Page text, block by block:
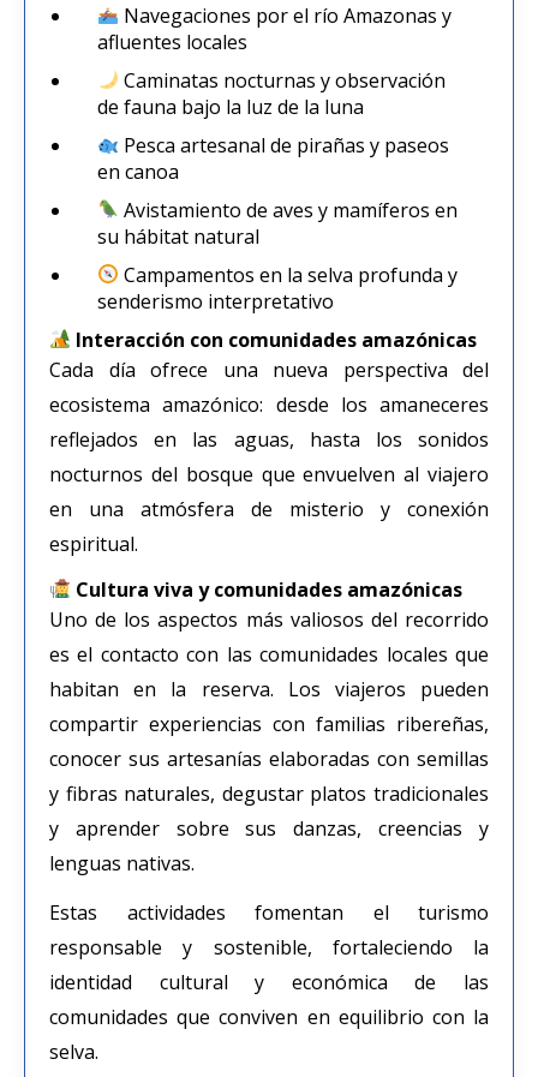
Navegaciones por el río Amazonas y
afluentes locales
Caminatas nocturnas y observación
de fauna bajo la luz de la luna
Pesca artesanal de pirañas y paseos
en canoa
Avistamiento de aves y mamíferos en
su hábitat natural
Campamentos en la selva profunda y
senderismo interpretativo
Interacción con comunidades amazónicas
Cada día ofrece una nueva perspectiva del
ecosistema amazónico: desde los amaneceres
reflejados en las aguas, hasta los sonidos
nocturnos del bosque que envuelven al viajero
en una atmósfera de misterio y conexión
espiritual.
Cultura viva y comunidades amazónicas
Uno de los aspectos más valiosos del recorrido
es el contacto con las comunidades locales que
habitan en la reserva. Los viajeros pueden
compartir experiencias con familias ribereñas,
conocer sus artesanías elaboradas con semillas
y fibras naturales, degustar platos tradicionales
y aprender sobre sus danzas, creencias y
lenguas nativas.
Estas actividades fomentan el turismo
responsable y sostenible, fortaleciendo la
identidad cultural y económica de las
comunidades que conviven en equilibrio con la
selva.